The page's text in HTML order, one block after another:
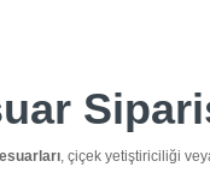
, çiçek yetiştiriciliği